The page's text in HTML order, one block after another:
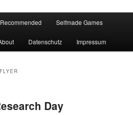
Recommended Selfmade Games
Datenschutz Impressum
FLYER
Day